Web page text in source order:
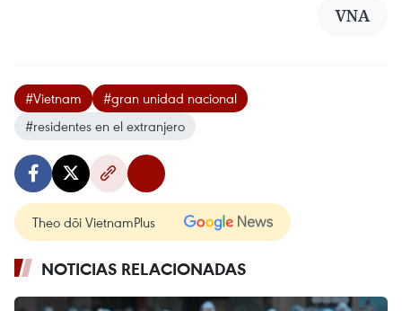
VNA
#Vietnam
#gran unidad nacional
#residentes en el extranjero
Theo dõi VietnamPlus
NOTICIAS RELACIONADAS